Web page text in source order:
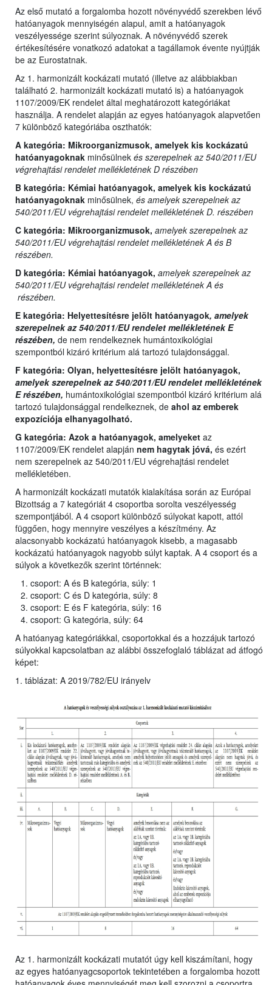
Az első mutató a forgalomba hozott növényvédő szerekben lévő
hatóanyagok mennyiségén alapul, amit a hatóanyagok
veszélyessége szerint súlyoznak. A növényvédő szerek
értékesítésére vonatkozó adatokat a tagállamok évente nyújtják
be az Eurostatnak.
Az 1. harmonizált kockázati mutató (illetve az alábbiakban
található 2. harmonizált kockázati mutató is) a hatóanyagok
1107/2009/EK rendelet által meghatározott kategóriákat
használja. A rendelet alapján az egyes hatóanyagok alapvetően
7 különböző kategóriába oszthatók:
A kategória: Mikroorganizmusok, amelyek kis kockázatú
hatóanyagoknak minősülnek és szerepelnek az 540/2011/EU
végrehajtási rendelet mellékletének D részében
B kategória: Kémiai hatóanyagok, amelyek kis kockázatú
hatóanyagoknak minősülnek, és amelyek szerepelnek az
540/2011/EU végrehajtási rendelet mellékletének D. részében
C kategória: Mikroorganizmusok, amelyek szerepelnek az
540/2011/EU végrehajtási rendelet mellékletének A és B
részében.
D kategória: Kémiai hatóanyagok, amelyek szerepelnek az
540/2011/EU végrehajtási rendelet mellékletének A és
részében.
E kategória: Helyettesítésre jelölt hatóanyagok, amelyek
szerepelnek az 540/2011/EU rendelet mellékletének E
részében, de nem rendelkeznek humántoxikológiai
szempontból kizáró kritérium alá tartozó tulajdonsággal.
F kategória: Olyan, helyettesítésre jelölt hatóanyagok,
amelyek szerepelnek az 540/2011/EU rendelet mellékletének
E részében, humántoxikológiai szempontból kizáró kritérium alá
tartozó tulajdonsággal rendelkeznek, de ahol az emberek
expozíciója elhanyagolható.
G kategória: Azok a hatóanyagok, amelyeket az
1107/2009/EK rendelet alapján nem hagytak jóvá, és ezért
nem szerepelnek az 540/2011/EU végrehajtási rendelet
mellékletében.
A harmonizált kockázati mutatók kialakítása során az Európai
Bizottság a 7 kategóriát 4 csoportba sorolta veszélyesség
szempontjából. A 4 csoport különböző súlyokat kapott, attól
függően, hogy mennyire veszélyes a készítmény. Az
alacsonyabb kockázatú hatóanyagok kisebb, a magasabb
kockázatú hatóanyagok nagyobb súlyt kaptak. A 4 csoport és a
súlyok a következők szerint történnek:
csoport: A és B kategória, súly: 1
csoport: C és D kategória, súly: 8
csoport: E és F kategória, súly: 16
csoport: G kategória, súly: 64
A hatóanyag kategóriákkal, csoportokkal és a hozzájuk tartozó
súlyokkal kapcsolatban az alábbi összefoglaló táblázat ad átfogó
képet:
1. táblázat: A 2019/782/EU irányelv
Az 1. harmonizált kockázati mutatót úgy kell kiszámítani, hogy
az egyes hatóanyagcsoportok tekintetében a forgalomba hozott